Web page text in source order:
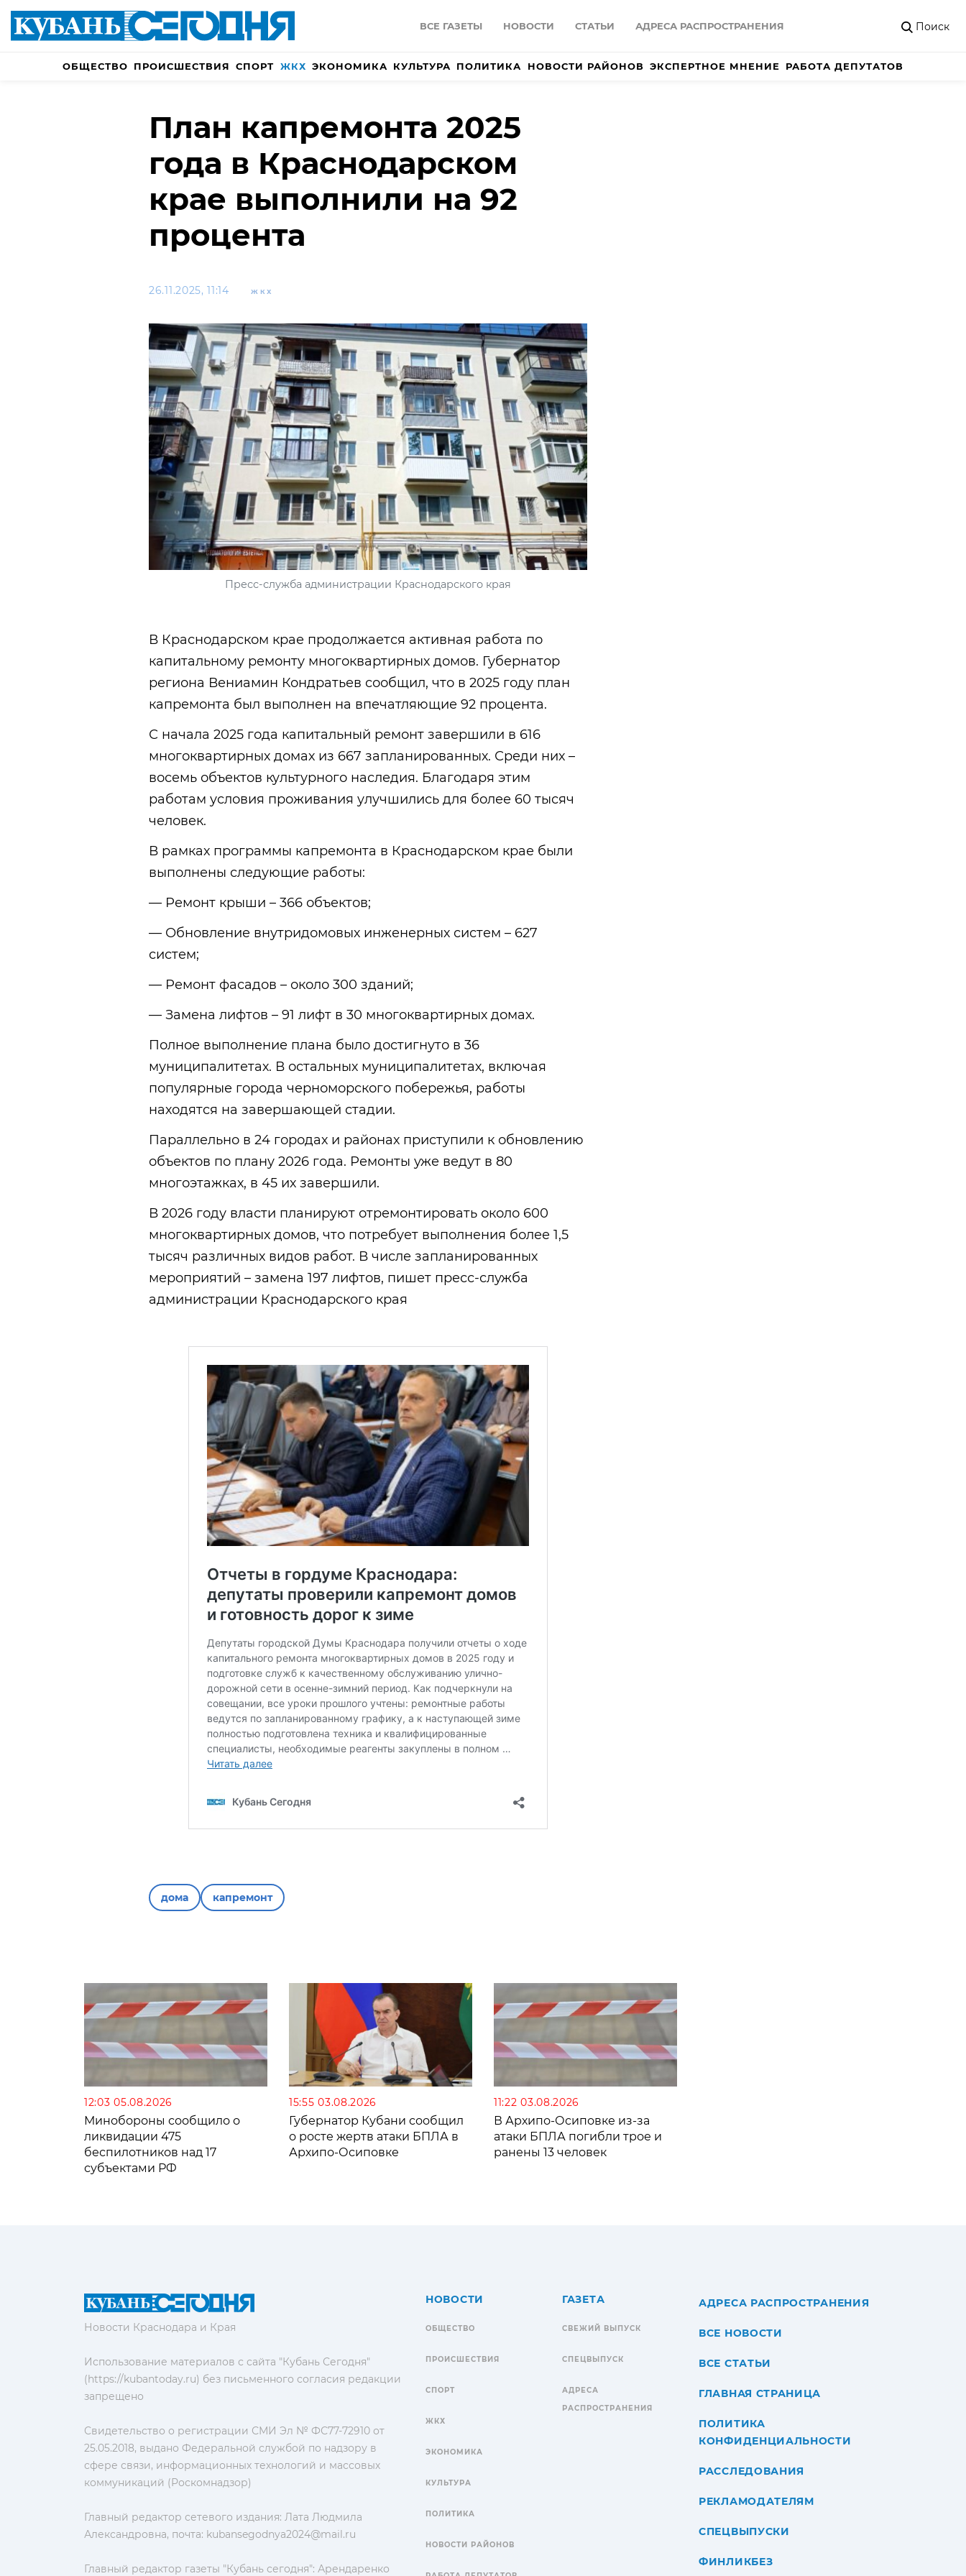
ВСЕ ГАЗЕТЫ НОВОСТИ СТАТЬИ АДРЕСА РАСПРОСТРАНЕНИЯ Поиск
ОБЩЕСТВО ПРОИСШЕСТВИЯ СПОРТ ЖКХ ЭКОНОМИКА КУЛЬТУРА ПОЛИТИКА НОВОСТИ РАЙОНОВ ЭКСПЕРТНОЕ МНЕНИЕ РАБОТА ДЕПУТАТОВ
План капремонта 2025
года в Краснодарском
крае выполнили на 92
процента
26.11.2025, 11:14 ЖКХ
Пресс-служба администрации Краснодарского края
В Краснодарском крае продолжается активная работа по
капитальному ремонту многоквартирных домов. Губернатор
региона Вениамин Кондратьев сообщил, что в 2025 году план
капремонта был выполнен на впечатляющие 92 процента.
С начала 2025 года капитальный ремонт завершили в 616
многоквартирных домах из 667 запланированных. Среди них –
восемь объектов культурного наследия. Благодаря этим
работам условия проживания улучшились для более 60 тысяч
человек.
В рамках программы капремонта в Краснодарском крае были
выполнены следующие работы:
— Ремонт крыши – 366 объектов;
— Обновление внутридомовых инженерных систем – 627
систем;
— Ремонт фасадов – около 300 зданий;
— Замена лифтов – 91 лифт в 30 многоквартирных домах.
Полное выполнение плана было достигнуто в 36
муниципалитетах. В остальных муниципалитетах, включая
популярные города черноморского побережья, работы
находятся на завершающей стадии.
Параллельно в 24 городах и районах приступили к обновлению
объектов по плану 2026 года. Ремонты уже ведут в 80
многоэтажках, в 45 их завершили.
В 2026 году власти планируют отремонтировать около 600
многоквартирных домов, что потребует выполнения более 1,5
тысяч различных видов работ. В числе запланированных
мероприятий – замена 197 лифтов, пишет пресс-служба
администрации Краснодарского края
дома капремонт
12:03 05.08.2026
Минобороны сообщило о
ликвидации 475
беспилотников над 17
субъектами РФ
15:55 03.08.2026
Губернатор Кубани сообщил
о росте жертв атаки БПЛА в
Архипо-Осиповке
11:22 03.08.2026
В Архипо-Осиповке из-за
атаки БПЛА погибли трое и
ранены 13 человек
Новости Краснодара и Края
Использование материалов с сайта "Кубань Сегодня"
(https://kubantoday.ru) без письменного согласия редакции
запрещено
Свидетельство о регистрации СМИ Эл № ФС77-72910 от
25.05.2018, выдано Федеральной службой по надзору в
сфере связи, информационных технологий и массовых
коммуникаций (Роскомнадзор)
Главный редактор сетевого издания: Лата Людмила
Александровна, почта: kubansegodnya2024@mail.ru
Главный редактор газеты "Кубань сегодня": Арендаренко
НОВОСТИ
ОБЩЕСТВО
ПРОИСШЕСТВИЯ
СПОРТ
ЖКХ
ЭКОНОМИКА
КУЛЬТУРА
ПОЛИТИКА
НОВОСТИ РАЙОНОВ
ГАЗЕТА
СВЕЖИЙ ВЫПУСК
СПЕЦВЫПУСК
АДРЕСА
РАСПРОСТРАНЕНИЯ
АДРЕСА РАСПРОСТРАНЕНИЯ
ВСЕ НОВОСТИ
ВСЕ СТАТЬИ
ГЛАВНАЯ СТРАНИЦА
ПОЛИТИКА
КОНФИДЕНЦИАЛЬНОСТИ
РАССЛЕДОВАНИЯ
РЕКЛАМОДАТЕЛЯМ
СПЕЦВЫПУСКИ
ФИНЛИКБЕЗ